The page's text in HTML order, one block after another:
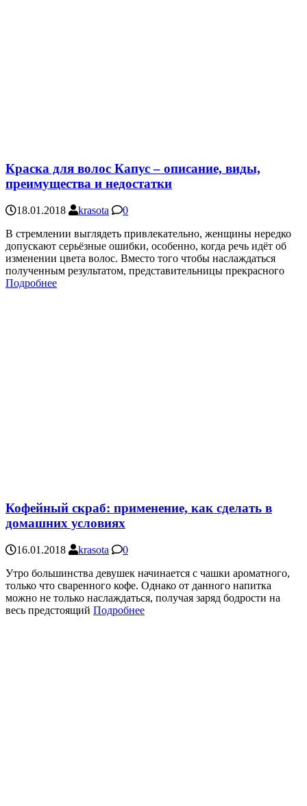
Краска для волос Капус – описание, виды,
преимущества и недостатки
18.01.2018 krasota
0
В стремлении выглядеть привлекательно, женщины нередко
допускают серьёзные ошибки, особенно, когда речь идёт об
изменении цвета волос. Вместо того чтобы наслаждаться
полученным результатом, представительницы прекрасного
Подробнее
Кофейный скраб: применение, как сделать в
домашних условиях
16.01.2018 krasota
0
Утро большинства девушек начинается с чашки ароматного,
только что сваренного кофе. Однако от данного напитка
можно не только наслаждаться, получая заряд бодрости на
весь предстоящий Подробнее